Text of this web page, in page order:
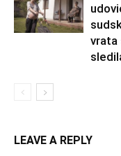
vrata
LEAVE A REPLY